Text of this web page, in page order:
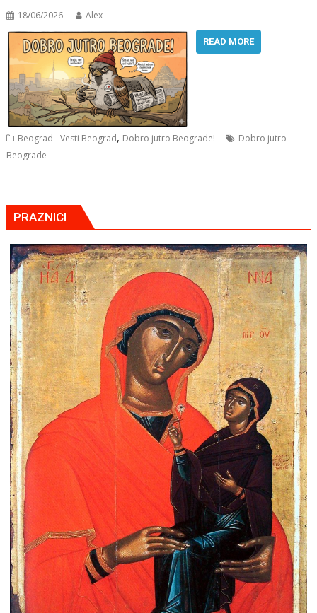
18/06/2026 Alex
READ MORE
Beograd - Vesti Beograd, Dobro jutro Beograde!
Dobro jutro
Beograde
PRAZNICI